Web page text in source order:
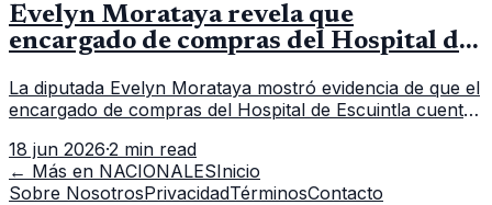
Evelyn Morataya revela que
encargado de compras del Hospital de
La diputada Evelyn Morataya mostró evidencia de que el
encargado de compras del Hospital de Escuintla cuenta
capacitación en la capital.
18 jun 2026·2 min read
← Más en NACIONALESInicio
Sobre NosotrosPrivacidadTérminosContacto